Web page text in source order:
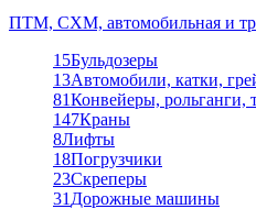
ПТМ, СХМ, автомобильная и
15Бульдозеры
13Автомобили, катки,
81Конвейеры, рольганги,
147Краны
8Лифты
18Погрузчики
23Скреперы
31 Дорожные машины